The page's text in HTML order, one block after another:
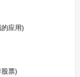
应用)
票)